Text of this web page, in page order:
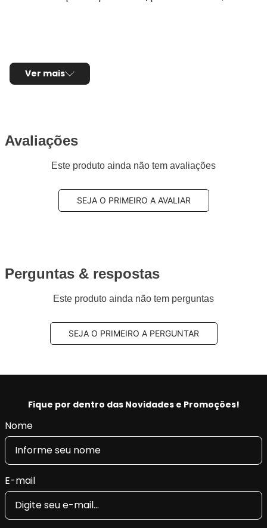
Ver mais
Avaliações
Este produto ainda não tem avaliações
SEJA O PRIMEIRO A AVALIAR
Perguntas & respostas
Este produto ainda não tem perguntas
SEJA O PRIMEIRO A PERGUNTAR
Fique por dentro das Novidades e Promoções!
Nome
E-mail